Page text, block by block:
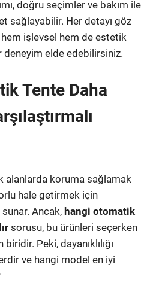
doğru seçimler ve bakım ile
sağlayabilir. Her detayı göz
işlevsel hem de estetik
deneyim elde edebilirsiniz.
Tente Daha
alanlarda koruma sağlamak
hale getirmek için
Ancak, hangi otomatik
sorusu, bu ürünleri seçerken
Peki, dayanıklılığı
ve hangi model en iyi